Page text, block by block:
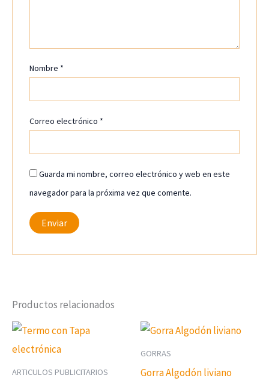
Nombre *
Correo electrónico *
Guarda mi nombre, correo electrónico y web en este
navegador para la próxima vez que comente.
Productos relacionados
ARTICULOS PUBLICITARIOS
GORRAS
Gorra Algodón liviano